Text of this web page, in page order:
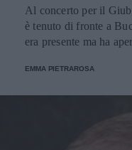
Al concerto per il
è tenuto di fronte a
era presente ma ha
inglese per bambini
EMMA PIETRAROSA